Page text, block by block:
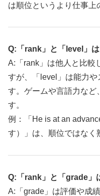
は順位というより仕事上
Q:「rank」と「level」
A:「rank」は他人と比較
すが、「level」は能力や
す。ゲームや言語力など
す。
例：「He is at an
す）」は、順位ではなく
Q:「rank」と「grade」
A:「grade」は評価や成